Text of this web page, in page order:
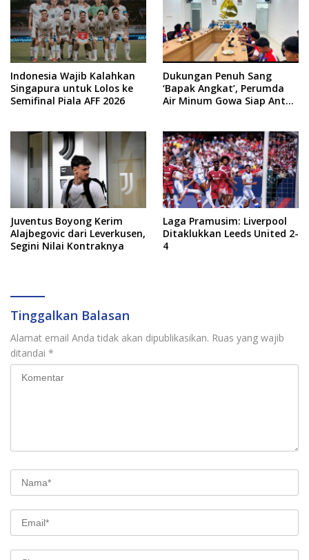
Indonesia Wajib Kalahkan
Singapura untuk Lolos ke
Semifinal Piala AFF 2026
Dukungan Penuh Sang
‘Bapak Angkat’, Perumda
Air Minum Gowa Siap Antar
Juventus Boyong Kerim
Alajbegovic dari Leverkusen,
Segini Nilai Kontraknya
Laga Pramusim: Liverpool
Ditaklukkan Leeds United 2-
4
Tinggalkan Balasan
Alamat email Anda tidak akan dipublikasikan. Ruas yang wajib
ditandai *